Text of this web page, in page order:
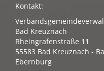
Kontakt:
Bad Kreuznach
Rheingrafenstraße 11
55583 Bad Kreuznach -
Ebernburg